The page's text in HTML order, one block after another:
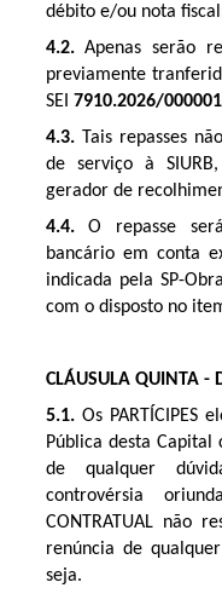
débito e/ou nota
4.2.Apenas serão
previamente
SEI 7910.2026/
4.3.Tais repasses
de serviço à
gerador de
4.4.O repasse
bancário em conta
indicada pela SP-
com o disposto no
CLÁUSULA QUINTA -
5.1. Os PARTÍCIPES
Pública desta
de qualquer
controvérsia
CONTRATUAL não
renúncia de
seja.